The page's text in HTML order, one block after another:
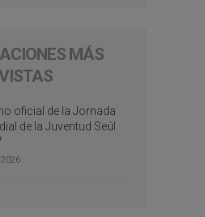
MÁS
oficial de la Jornada
de la Juventud Seúl